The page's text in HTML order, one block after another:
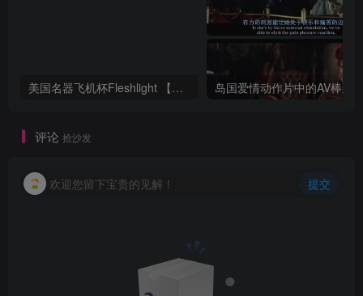
美国名器飞机杯Fleshlight 【Quickshot-Vantage 双头飞机杯】完全评测
评论 抢沙发
欢迎您留下宝贵的见解！ 提交